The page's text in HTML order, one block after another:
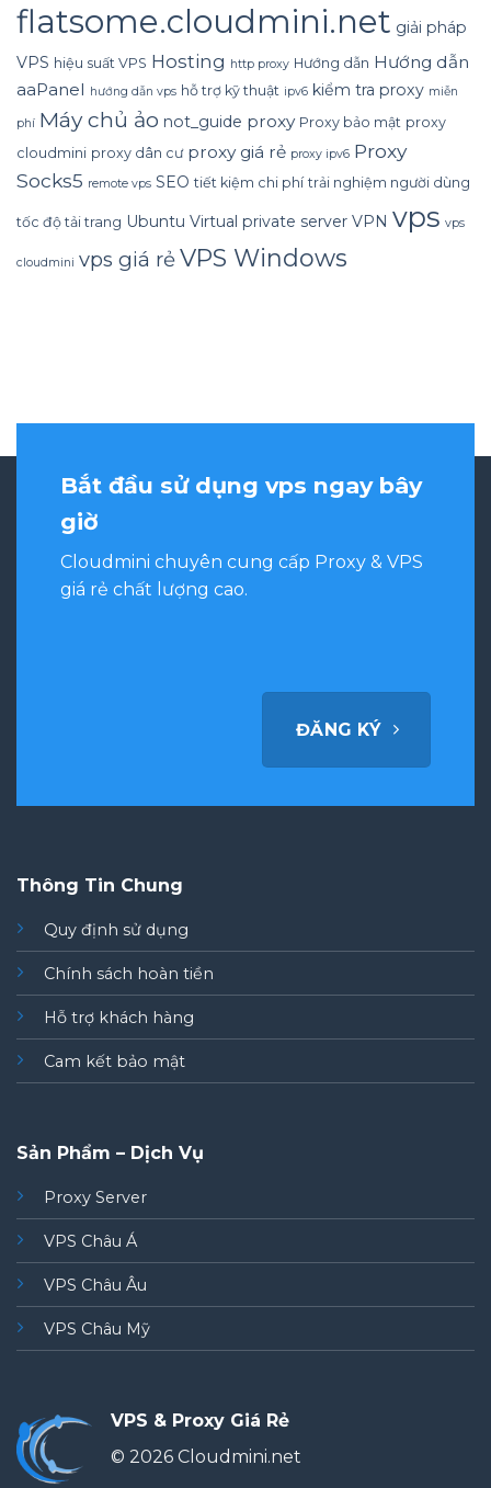
flatsome.cloudmini.net giải pháp
VPS hiệu suất VPS Hosting http proxy Hướng dẫn Hướng dẫn
aaPanel hướng dẫn vps hỗ trợ kỹ thuật ipv6 kiểm tra proxy miễn
phí Máy chủ ảo not_guide proxy Proxy bảo mật proxy
cloudmini proxy dân cư proxy giá rẻ proxy ipv6 Proxy
Socks5 remote vps SEO tiết kiệm chi phí trải nghiệm người dùng
tốc độ tải trang Ubuntu Virtual private server VPN vps vps
cloudmini vps giá rẻVPS Windows
Bắt đầu sử dụng vps ngay bây
giờ
Cloudmini chuyên cung cấp Proxy & VPS
giá rẻ chất lượng cao.
ĐĂNG KÝ
Thông Tin Chung
Quy định sử dụng
Chính sách hoàn tiền
Hỗ trợ khách hàng
Cam kết bảo mật
Sản Phẩm – Dịch Vụ
Proxy Server
VPS Châu Á
VPS Châu Âu
VPS Châu Mỹ
VPS & Proxy Giá Rẻ
© 2026 Cloudmini.net